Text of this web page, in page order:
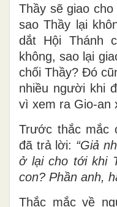
Thầy sẽ giao
sao Thầy lại
dắt Hội Thánh
không, sao lại
chối Thầy? Đó
nhiều người khi
vì xem ra Gio-an
Trước thắc mắc
đã trả lời: “Giả
ở lại cho tới khi
con? Phần anh,
Thắc mắc về